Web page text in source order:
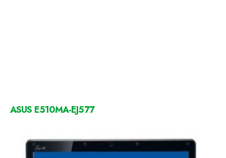
ASUS E510MA-EJ577